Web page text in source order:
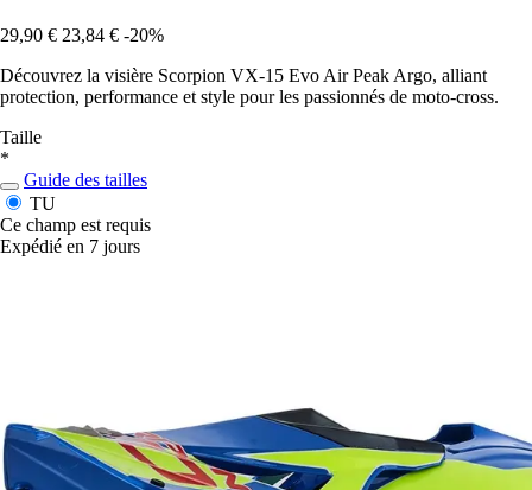
29,90 € 23,84 € -20%
Découvrez la visière Scorpion VX-15 Evo Air Peak Argo, alliant
protection, performance et style pour les passionnés de moto-cross.
Taille
*
Guide des tailles
TU
Ce champ est requis
Expédié en 7 jours